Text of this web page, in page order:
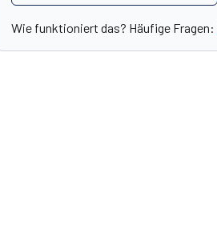
Wie funktioniert das? Häufige Fragen: